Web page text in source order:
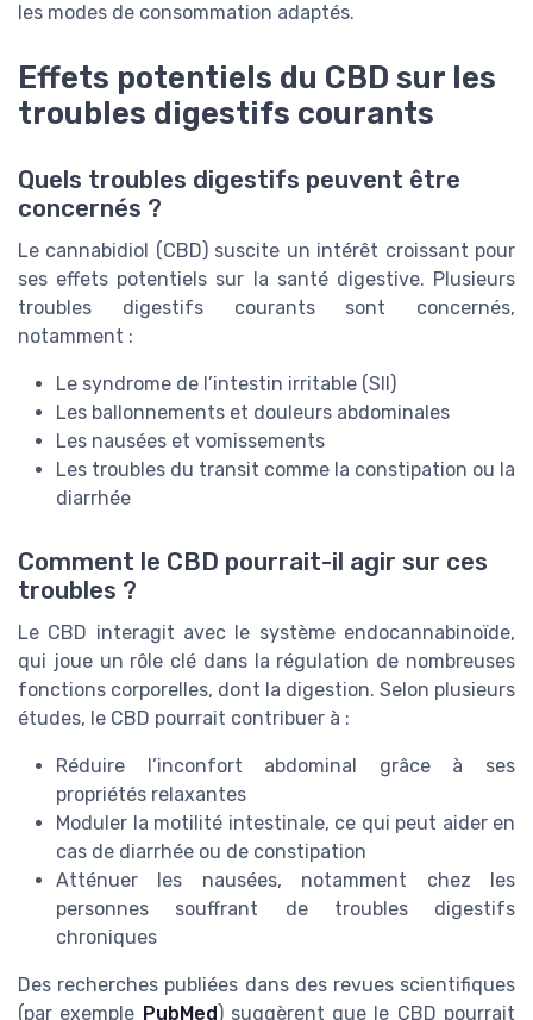
les modes de consommation adaptés.
Effets potentiels du CBD sur les
troubles digestifs courants
Quels troubles digestifs peuvent être
concernés ?
Le cannabidiol (CBD) suscite un intérêt croissant pour
ses effets potentiels sur la santé digestive. Plusieurs
troubles digestifs courants sont concernés,
notamment :
Le syndrome de l’intestin irritable (SII)
Les ballonnements et douleurs abdominales
Les nausées et vomissements
Les troubles du transit comme la constipation ou la
diarrhée
Comment le CBD pourrait-il agir sur ces
troubles ?
Le CBD interagit avec le système endocannabinoïde,
qui joue un rôle clé dans la régulation de nombreuses
fonctions corporelles, dont la digestion. Selon plusieurs
études, le CBD pourrait contribuer à :
Réduire l’inconfort abdominal grâce à ses
propriétés relaxantes
Moduler la motilité intestinale, ce qui peut aider en
cas de diarrhée ou de constipation
Atténuer les nausées, notamment chez les
personnes souffrant de troubles digestifs
chroniques
Des recherches publiées dans des revues scientifiques
(par exemple PubMed) suggèrent que le CBD pourrait